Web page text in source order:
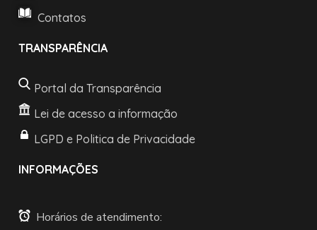
Contatos
TRANSPARÊNCIA
Portal da Transparência
Lei de acesso a informação
LGPD e Politica de Privacidade
INFORMAÇÕES
Horários de atendimento: